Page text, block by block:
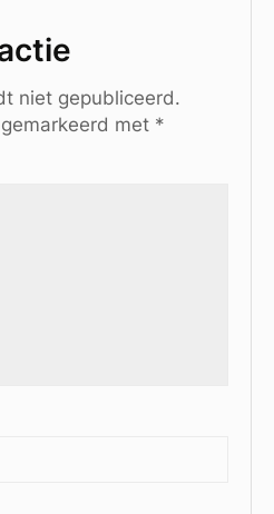
niet gepubliceerd.
met *